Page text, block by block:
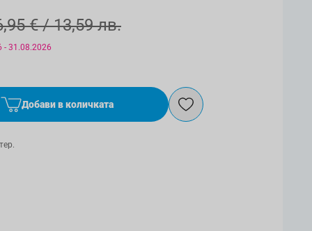
€ / 13,59 лв.
- 31.08.2026
Добави в количката